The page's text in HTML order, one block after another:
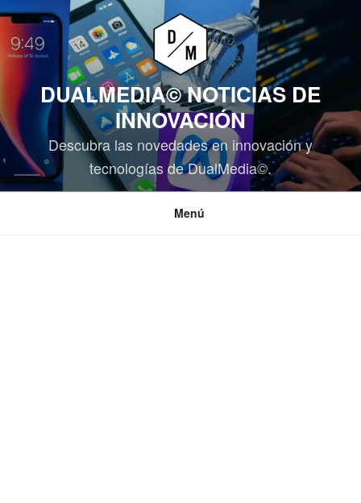
Saltar
contenido
DUALMEDIA© NOTICIAS DE
INNOVACIÓN
Descubra las novedades en innovación y
tecnologías de DualMedia©.
Menú